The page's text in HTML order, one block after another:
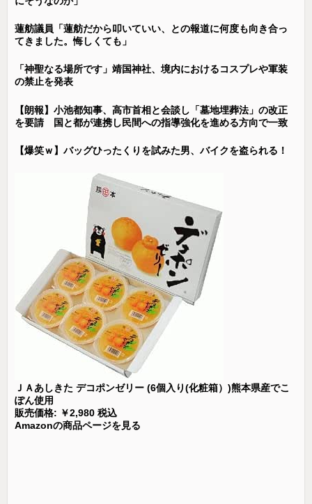
蓮舫議員「蓮舫だから叩いていい、との報道に何度も向き合っ
てきました。悔しくても」
「神聖なる場所です」靖国神社、境内におけるコスプレや軍装
の禁止を発表
【朗報】小池都知事、高市首相と会談し「墓地埋葬法」の改正
を要請 国と都が連携し民間への指導強化を進める方向で一致
【爆笑ｗ】バッグひったくりを試みた男、バイクを盗られる！
ＪＡあしきた デコポンゼリー (6個入り(化粧箱）)熊本県産でこ
ぽん使用
販売価格: ￥2,980 税込
Amazonの商品ページを見る